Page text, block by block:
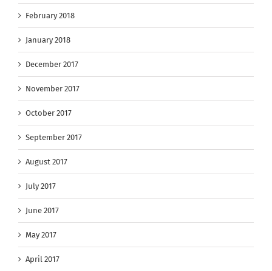
February 2018
January 2018
December 2017
November 2017
October 2017
September 2017
August 2017
July 2017
June 2017
May 2017
April 2017